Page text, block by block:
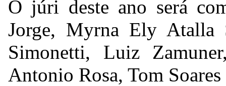
O júri deste ano será
Jorge, Myrna Ely Atalla
Simonetti, Luiz
Antonio Rosa, Tom